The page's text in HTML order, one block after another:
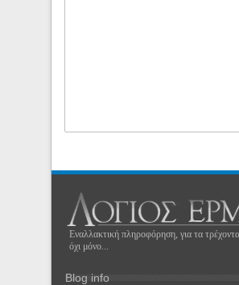
Εναλλακτική πληροφόρηση, για τα
όχι μόνο...
Blog info